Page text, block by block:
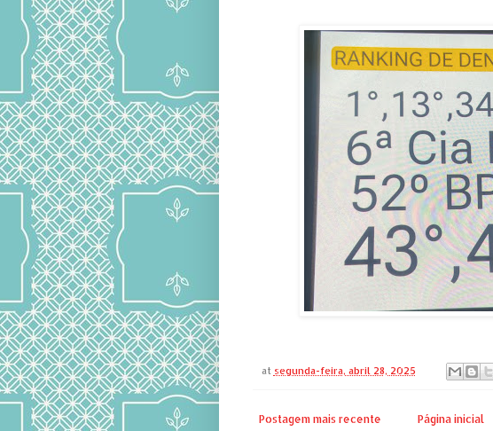
at segunda-feira, abril 28, 2025
Postagem mais recente Página inicial